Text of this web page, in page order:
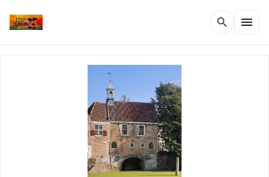
search menu